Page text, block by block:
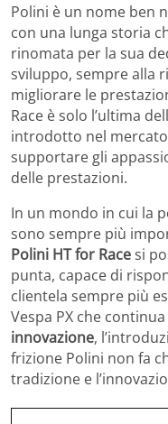
Polini è un nome ben
con una lunga storia
rinomata per la sua
sviluppo, sempre alla
migliorare le
Race è solo l’ultima
introdotto nel
supportare gli
delle prestazioni.
In un mondo in cui la
sono sempre più
Polini HT for Racesi
punta, capace di
clientela sempre più
Vespa PX che
innovazione,
frizione Polini non fa
tradizione e